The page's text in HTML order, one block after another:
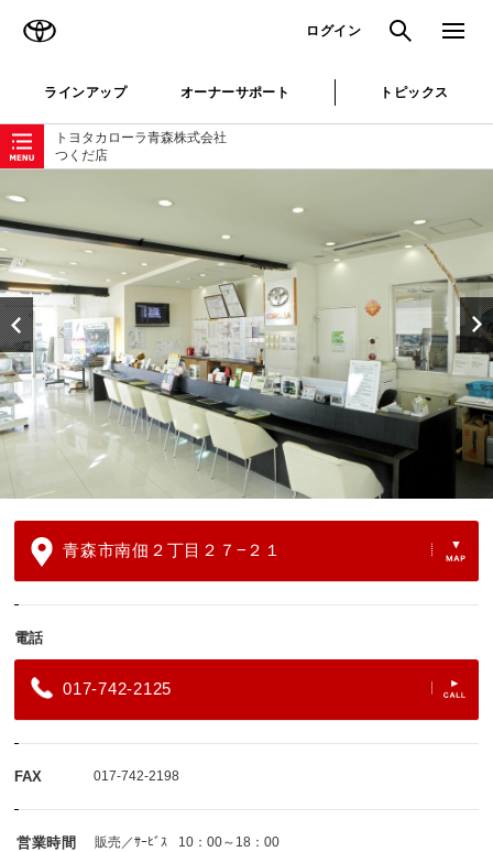
ログイン 検索 メニュ
ラインアップ オーナーサポート トピックス
トヨタカローラ青森株式会社
つくだ店
ローカルナビゲーション
青森市南佃２丁目２７−２１
電話
017-742-2125
FAX 017-742-2198
営業時間 販売／ｻｰﾋﾞｽ 10：00～18：00